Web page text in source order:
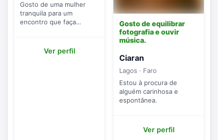
Gosto de uma mulher
tranquila para um
encontro que faça
Ver perfil
Gosto de equilibrar
fotografia e ouvir
música.
Ciaran
Lagos · Faro
Estou à procura de
alguém carinhosa e
espontânea.
Ver perfil